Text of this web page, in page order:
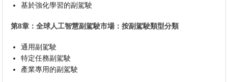
基於強化學習的副駕駛
第8章：全球人工智慧副駕駛市場：按副駕駛類型分類
通用副駕駛
特定任務副駕駛
產業專用的副駕駛